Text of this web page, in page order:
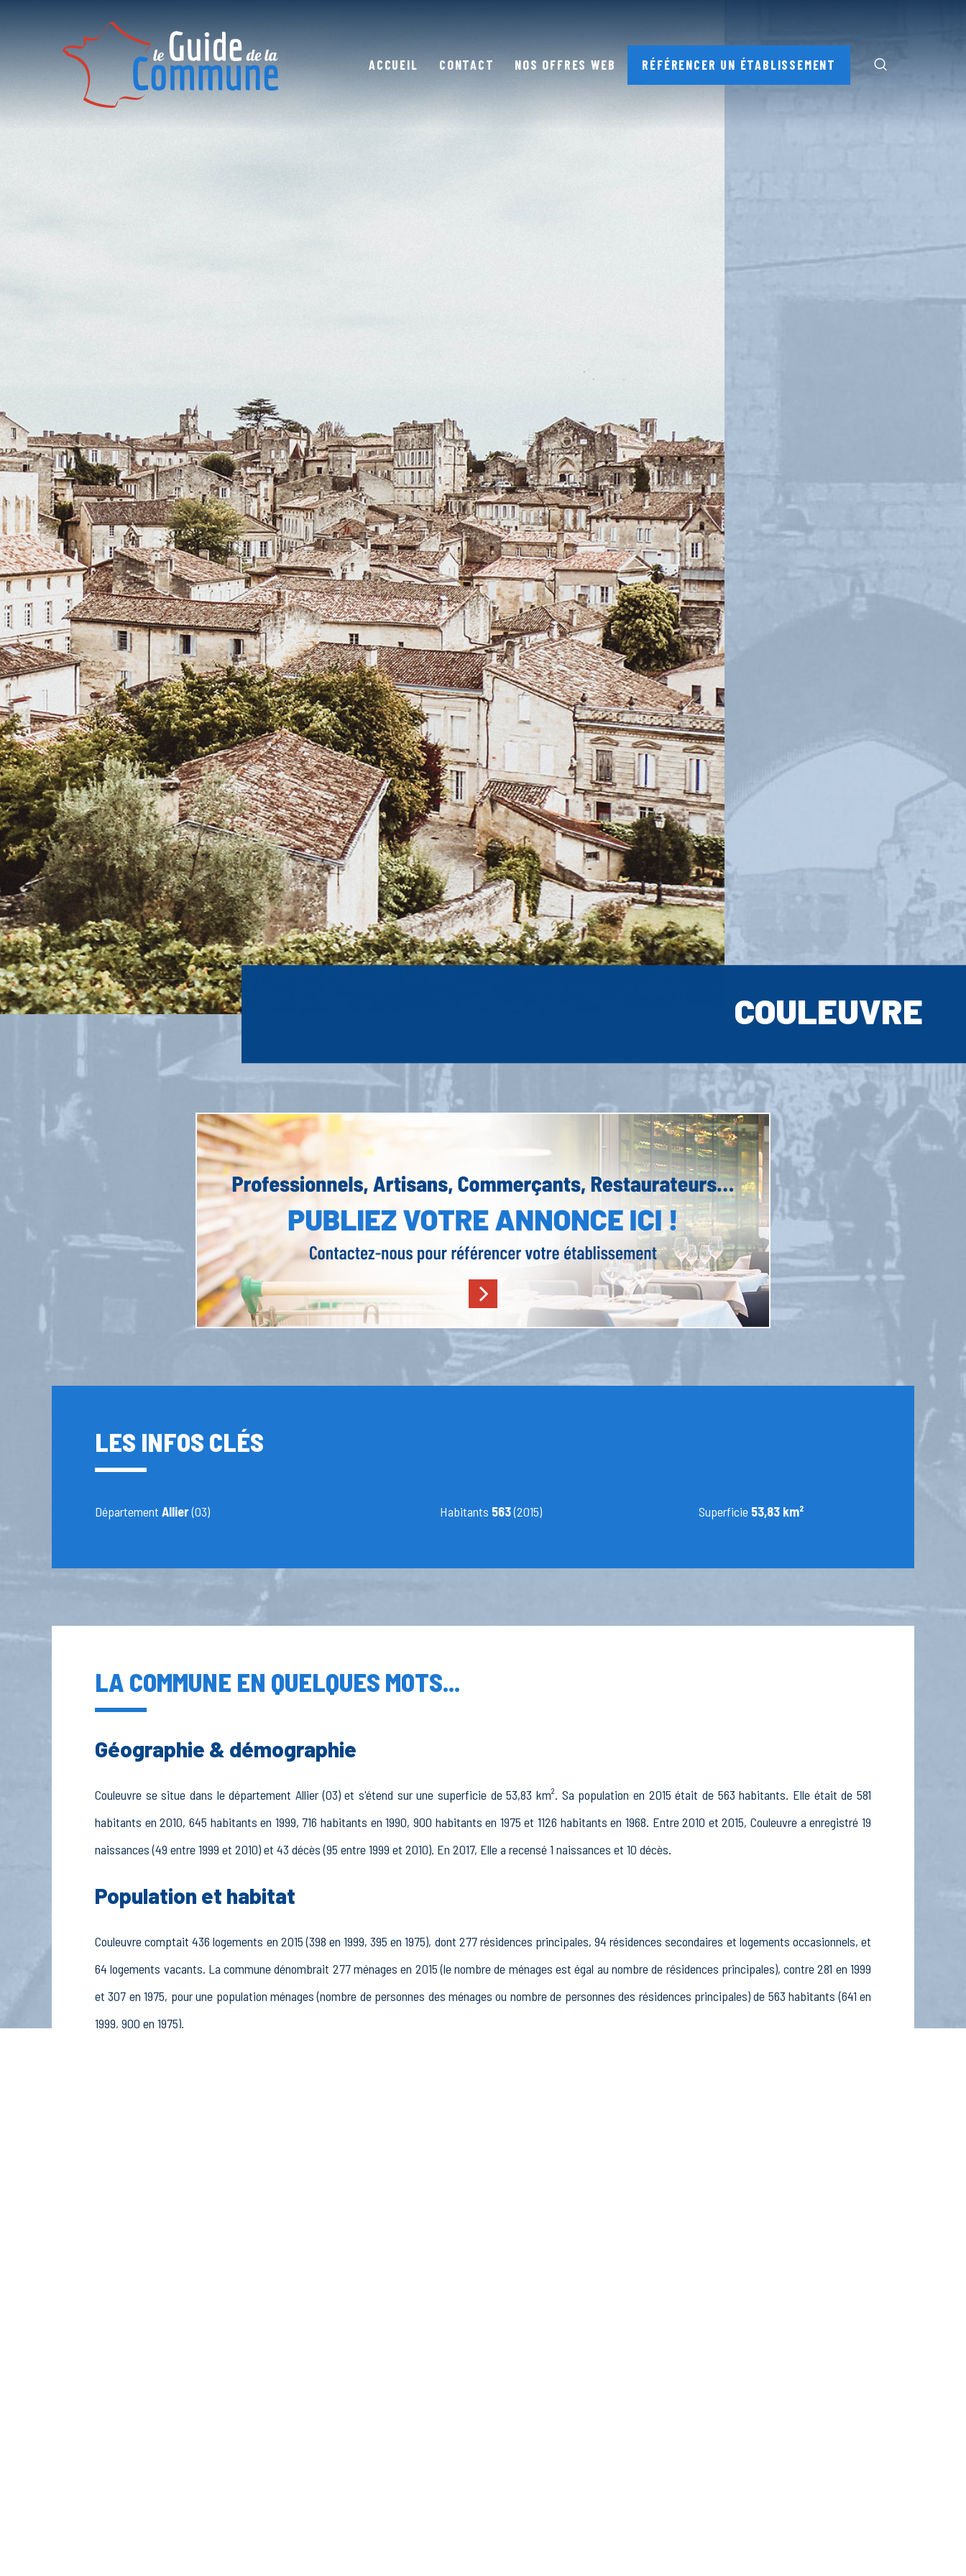
ACCUEIL CONTACT NOS OFFRES WEB RÉFÉRENCER UN ÉTABLISSEMENT
COULEUVRE
LES INFOS CLÉS
Département Allier(03) Habitants 563(2015) Superficie 53,83 km²
LA COMMUNE EN QUELQUES MOTS...
Géographie & démographie
Couleuvre se situe dans le département Allier (03) et s'étend sur une superficie de 53,83 km². Sa population en 2015 était de 563 habitants. Elle était de 581
habitants en 2010, 645 habitants en 1999, 716 habitants en 1990, 900 habitants en 1975 et 1126 habitants en 1968. Entre 2010 et 2015, Couleuvre a enregistré 19
naissances (49 entre 1999 et 2010) et 43 décès (95 entre 1999 et 2010). En 2017, Elle a recensé 1 naissances et 10 décès.
Population et habitat
Couleuvre comptait 436 logements en 2015 (398 en 1999, 395 en 1975), dont 277 résidences principales, 94 résidences secondaires et logements occasionnels, et
64 logements vacants. La commune dénombrait 277 ménages en 2015 (le nombre de ménages est égal au nombre de résidences principales), contre 281 en 1999
et 307 en 1975, pour une population ménages (nombre de personnes des ménages ou nombre de personnes des résidences principales) de 563 habitants (641 en
1999, 900 en 1975).